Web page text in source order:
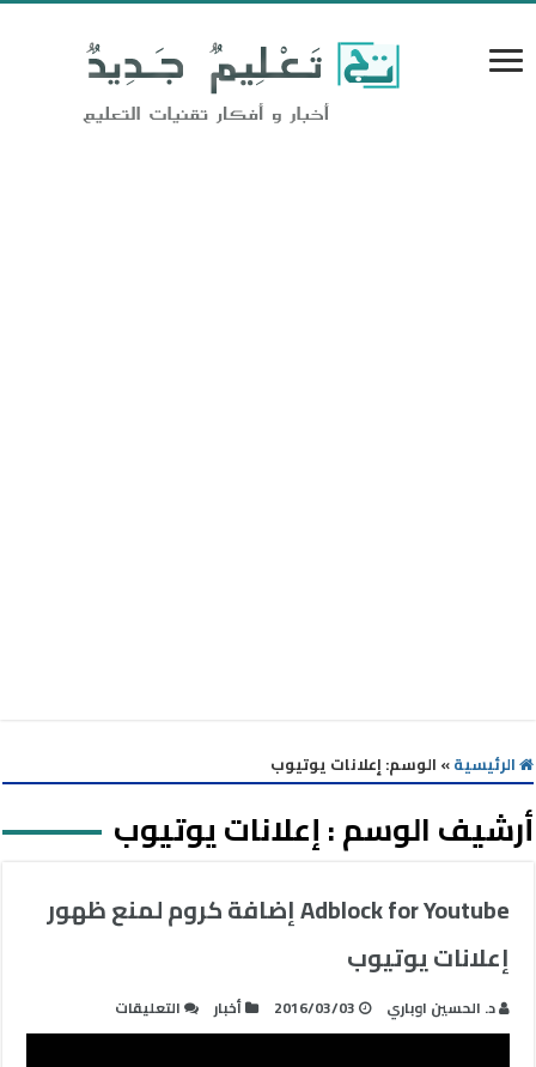
الرئيسية» الوسم: إعلانات يوتيوب
أرشيف الوسم :إعلانات يوتيوب
Adblock for Youtube إضافة كروم لمنع ظهور
إعلانات يوتيوب
د. الحسين اوباري 2016/03/03 أخبار التعليقات
Adblock